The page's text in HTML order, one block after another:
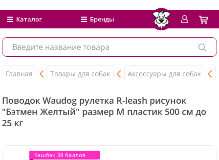
Каталог Бренды
Главная Товары для собак Аксессуары для собак
Поводок Waudog рулетка R-leash рисунок
"Бэтмен Желтый" размер M пластик 500 см до
25 кг
Кэшбэк 38 баллов
Кэшбэк 38 баллов